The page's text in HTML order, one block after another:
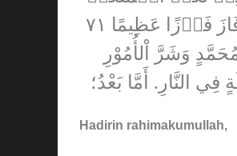
عَظِيمًا ٧١
وَشَرَّ اْلأُمُوْرِ
النَّارِ. أَمَّا بَعْدُ؛
Hadirin rahimakumullah,